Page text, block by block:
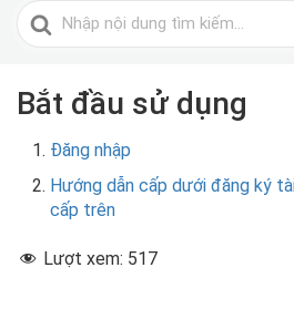
Tìm
kiếm
Bắt đầu sử dụng
Đăng nhập
Hướng dẫn cấp dưới đăng ký
cấp trên
Lượt xem: 517